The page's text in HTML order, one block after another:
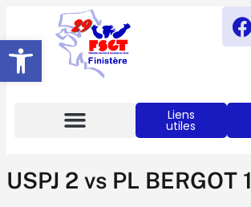
Ouvrir La Barre D’outils
Liens
utiles
USPJ 2 vs PL BERGOT 1